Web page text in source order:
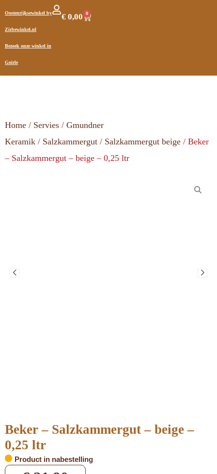
Oostenrijksewinkel by
Zirbewinkel.nl
Bezoek onze winkel in
Goirle
€ 0,00 0
Home / Servies / Gmundner
Keramik / Salzkammergut / Salzkammergut beige / Beker
– Salzkammergut – beige – 0,25 ltr
Beker – Salzkammergut – beige –
0,25 ltr
Product in nabestelling